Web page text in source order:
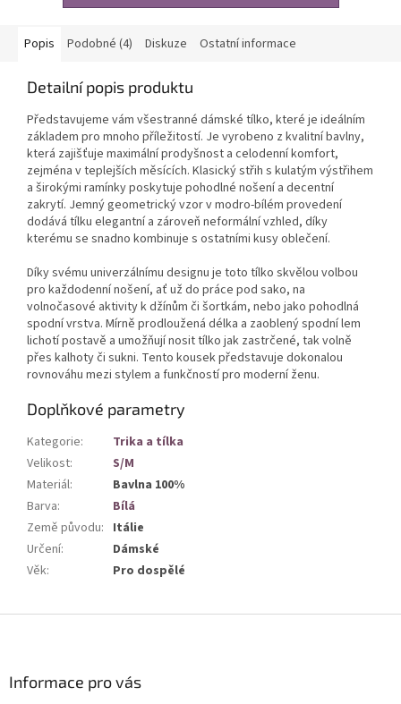
Popis Podobné (4) Diskuze Ostatní informace
Detailní popis produktu
Představujeme vám všestranné dámské tílko, které je ideálním
základem pro mnoho příležitostí. Je vyrobeno z kvalitní bavlny,
která zajišťuje maximální prodyšnost a celodenní komfort,
zejména v teplejších měsících. Klasický střih s kulatým výstřihem
a širokými ramínky poskytuje pohodlné nošení a decentní
zakrytí. Jemný geometrický vzor v modro-bílém provedení
dodává tílku elegantní a zároveň neformální vzhled, díky
kterému se snadno kombinuje s ostatními kusy oblečení.
Díky svému univerzálnímu designu je toto tílko skvělou volbou
pro každodenní nošení, ať už do práce pod sako, na
volnočasové aktivity k džínům či šortkám, nebo jako pohodlná
spodní vrstva. Mírně prodloužená délka a zaoblený spodní lem
lichotí postavě a umožňují nosit tílko jak zastrčené, tak volně
přes kalhoty či sukni. Tento kousek představuje dokonalou
rovnováhu mezi stylem a funkčností pro moderní ženu.
Doplňkové parametry
Kategorie:
Trika a tílka
Velikost:
S/M
Materiál:
Bavlna 100%
Barva:
Bílá
Země původu: Itálie
Určení:
Dámské
Věk: Pro dospělé
Informace pro vás